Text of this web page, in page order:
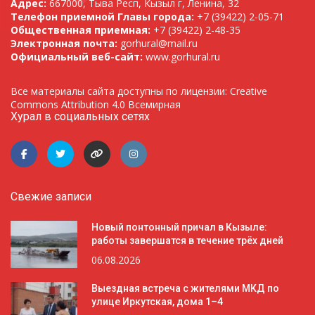
Адрес: 667000, Тыва Респ, Кызыл г, Ленина, 32
Телефон приемной Главы города: +7 (39422) 2-05-71
Общественная приемная: +7 (39422) 2-48-35
Электронная почта: gorhural@mail.ru
Официальный веб-сайт: www.gorhural.ru
Все материалы сайта доступны по лицензии: Creative
Commons Attribution 4.0 Всемирная
Хурал в социальных сетях
Свежие записи
Новый понтонный причал в Кызыле:
работы завершатся в течение трёх дней
06.08.2026
Выездная встреча с жителями МКД по
улице Иркутская, дома 1–4